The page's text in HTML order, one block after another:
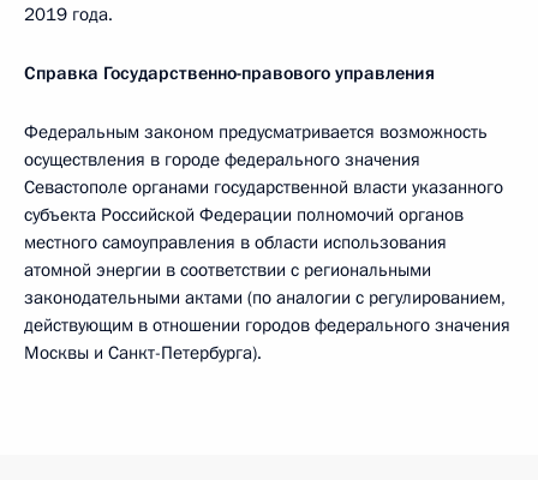
2019 года.
Справка Государственно-правового управления
Федеральным законом предусматривается возможность
осуществления в городе федерального значения
Севастополе органами государственной власти указанного
субъекта Российской Федерации полномочий органов
местного самоуправления в области использования
атомной энергии в соответствии с региональными
законодательными актами (по аналогии с регулированием,
действующим в отношении городов федерального значения
Москвы и Санкт-Петербурга).